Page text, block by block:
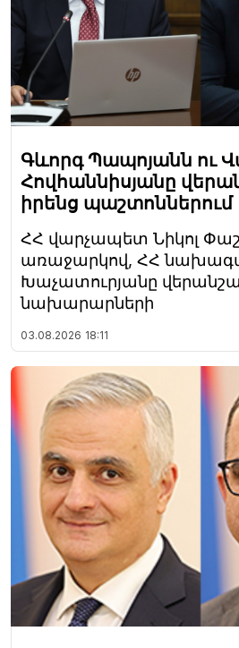
Գևորգ Պապոյանն ու
Հովհաննիսյանը
իրենց պաշտոններում
ՀՀ վարչապետ Նիկոլ
առաջարկով, ՀՀ
Խաչատուրյանը
նախարարների
03.08.2026 18:11